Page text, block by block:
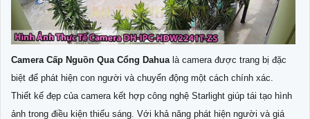
Camera Cấp Nguồn Qua Cổng Dahua là camera được trang bị đặc
biệt để phát hiện con người và chuyển động một cách chính xác.
Thiết kế đẹp của camera kết hợp công nghệ Starlight giúp tái tạo hình
ảnh trong điều kiện thiếu sáng. Với khả năng phát hiện người và giá